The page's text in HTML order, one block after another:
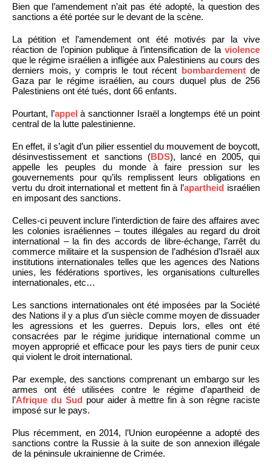
Bien que l’amendement n’ait pas été adopté, la question des
sanctions a été portée sur le devant de la scène.
La pétition et l’amendement ont été motivés par la vive
réaction de l’opinion publique à l’intensification de la violence
que le régime israélien a infligée aux Palestiniens au cours des
derniers mois, y compris le tout récent bombardementde
Gaza par le régime israélien, au cours duquel plus de 256
Palestiniens ont été tués, dont 66 enfants.
Pourtant, l’appel à sanctionner Israël a longtemps été un point
central de la lutte palestinienne.
En effet, il s’agit d’un pilier essentiel du mouvement de boycott,
désinvestissement et sanctions (BDS), lancé en 2005, qui
appelle les peuples du monde à faire pression sur les
gouvernements pour qu’ils remplissent leurs obligations en
vertu du droit international et mettent fin à l’apartheid israélien
en imposant des sanctions.
Celles-ci peuvent inclure l’interdiction de faire des affaires avec
les colonies israéliennes – toutes illégales au regard du droit
international – la fin des accords de libre-échange, l’arrêt du
commerce militaire et la suspension de l’adhésion d’Israël aux
institutions internationales telles que les agences des Nations
unies, les fédérations sportives, les organisations culturelles
internationales, etc…
Les sanctions internationales ont été imposées par la Société
des Nations il y a plus d’un siècle comme moyen de dissuader
les agressions et les guerres. Depuis lors, elles ont été
consacrées par le régime juridique international comme un
moyen approprié et efficace pour les pays tiers de punir ceux
qui violent le droit international.
Par exemple, des sanctions comprenant un embargo sur les
armes ont été utilisées contre le régime d’apartheid de
l’Afrique du Sud pour aider à mettre fin à son règne raciste
imposé sur le pays.
Plus récemment, en 2014, l’Union européenne a adopté des
sanctions contre la Russie à la suite de son annexion illégale
de la péninsule ukrainienne de Crimée.